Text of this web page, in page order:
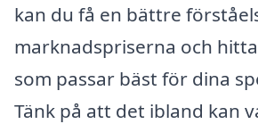
kan du få en bättre
marknadspriserna och
som passar bäst för dina
Tänk på att det ibland kan